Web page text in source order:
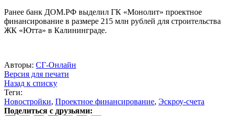
Ранее банк ДОМ.РФ выделил ГК «Монолит» проектное
финансирование в размере 215 млн рублей для строительства
ЖК «Ютта» в Калининграде.
Авторы: СГ-Онлайн
Версия для печати
Назад к списку
Теги:
Новостройки, Проектное финансирование, Эскроу-счета
Поделиться с друзьями: